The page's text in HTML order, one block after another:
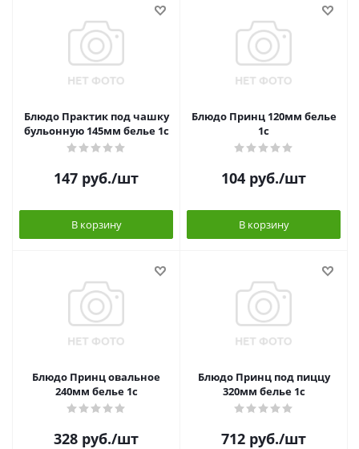
Блюдо Практик под чашку
бульонную 145мм белье 1с
147 руб./шт
В корзину
Блюдо Принц 120мм белье
1с
104 руб./шт
В корзину
Блюдо Принц овальное
240мм белье 1с
328 руб./шт
Блюдо Принц под пиццу
320мм белье 1с
712 руб./шт